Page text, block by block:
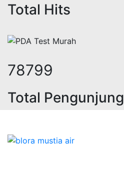
Total Hits
96482
Total Pengunjung